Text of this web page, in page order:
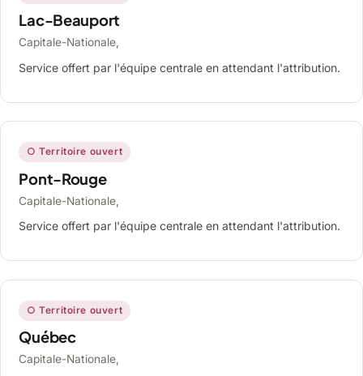
Lac-Beauport
Capitale-Nationale,
Service offert par l'équipe centrale en attendant l'attribution.
○ Territoire ouvert
Pont-Rouge
Capitale-Nationale,
Service offert par l'équipe centrale en attendant l'attribution.
○ Territoire ouvert
Québec
Capitale-Nationale,